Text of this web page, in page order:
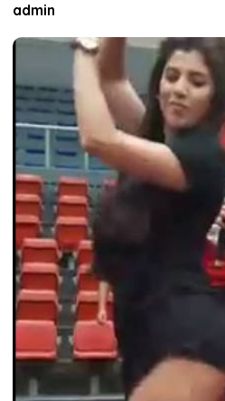
admin